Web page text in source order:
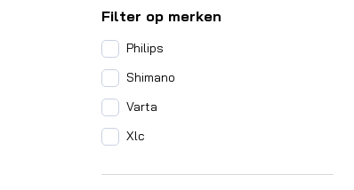
Filter op merken
Philips
Shimano
Varta
Xlc